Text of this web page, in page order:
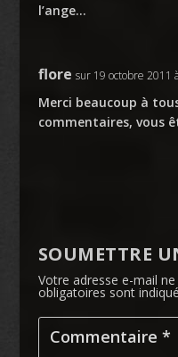
l’ange…
flore sur 19 octobre 2011
Merci beaucoup à
commentaires, vous
SOUMETTRE
Votre adresse e-mail
obligatoires sont